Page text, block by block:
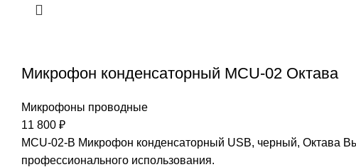
Микрофон конденсаторный MCU-02 Октава
Микрофоны проводные
11 800 ₽
MCU-02-B Микрофон конденсаторный USB, черный, Октава
профессионального использования.